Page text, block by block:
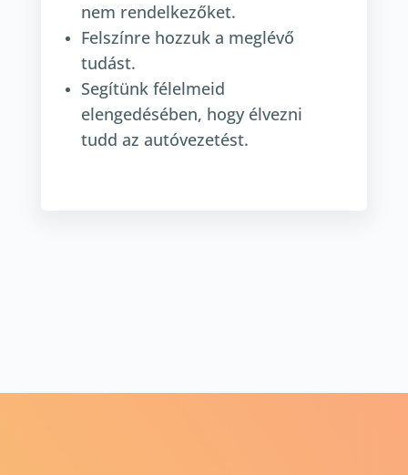
nem rendelkezőket.
Felszínre hozzuk a meglévő
tudást.
Segítünk félelmeid
elengedésében, hogy élvezni
tudd az autóvezetést.